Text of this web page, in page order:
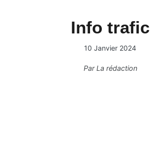
Info trafic
10 Janvier 2024
ParLa rédaction